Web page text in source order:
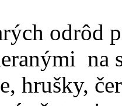
odrôd
na
hrušky,